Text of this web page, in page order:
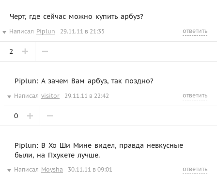
Черт, где сейчас можно купить арбуз?
Написал Piplun 29.11.11 в 21:35 ответить
2
Piplun: А зачем Вам арбуз, так поздно?
Написал visitor 29.11.11 в 22:42 ответить
0
Piplun: В Хо Ши Мине видел, правда невкусные
были, на Пхукете лучше.
Написал Moysha 30.11.11 в 09:01 ответить